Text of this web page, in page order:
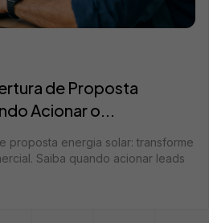
de Proposta
Acionar o...
proposta energia solar: transforme
Saiba quando acionar leads